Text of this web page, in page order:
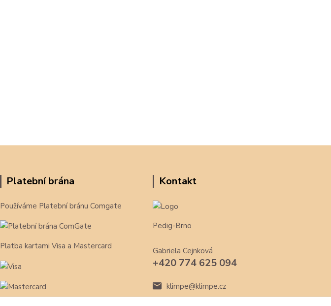
Platební brána
Používáme Platební bránu Comgate
Platba kartami Visa a Mastercard
Kontakt
Pedig-Brno
Gabriela Cejnková
+420 774 625 094
klimpe@klimpe.cz